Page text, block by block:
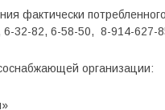
фактически
32-82, 6-58-50, 8-914-627-
организации: